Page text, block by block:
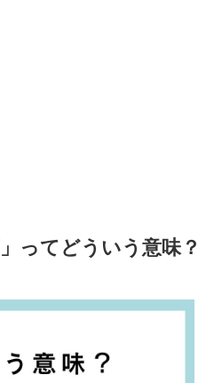
ってどういう意味？